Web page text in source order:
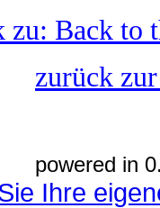
zu: Back to
zurück
powered in
Ihre